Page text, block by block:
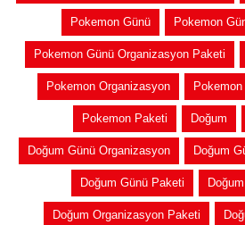
Pokemon Günü Pokemon
Pokemon Günü Organizasyon Paketi
Pokemon Organizasyon
Pokemon Paketi Doğum
Doğum Günü Organizasyon Doğum
Doğum Günü Paketi
Doğum Organizasyon Paketi